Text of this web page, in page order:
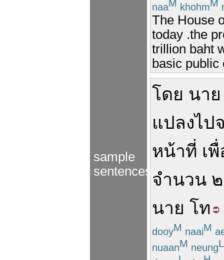
sample
sentences
naaM khohmM
The House
today .the
trillion baht
basic
โดย นาย
แปลงไป
หน้าที่ เ
จำนวน ๒
นาย โท
dooyM naaiM
nuaanM neungL